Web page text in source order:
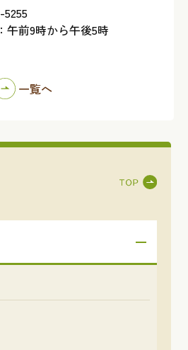
午前9時から午後5時
一覧へ